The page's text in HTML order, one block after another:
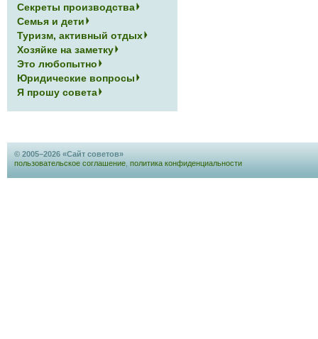
Секреты производства
Семья и дети
Туризм, активный отдых
Хозяйке на заметку
Это любопытно
Юридические вопросы
Я прошу совета
© 2005–2026 «Сайт советов»
пользовательское соглашение политика конфиденциальности